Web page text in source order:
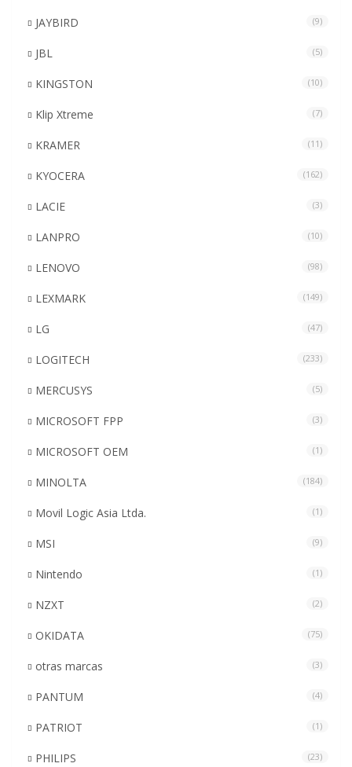
JAYBIRD (9)
JBL (5)
KINGSTON (10)
Klip Xtreme (7)
KRAMER (11)
KYOCERA (162)
LACIE (3)
LANPRO (10)
LENOVO (98)
LEXMARK (149)
LG (47)
LOGITECH (233)
MERCUSYS (5)
MICROSOFT FPP (3)
MICROSOFT OEM (1)
MINOLTA (184)
Movil Logic Asia Ltda. (1)
MSI (9)
Nintendo (1)
NZXT (2)
OKIDATA (75)
otras marcas (3)
PANTUM (4)
PATRIOT (1)
PHILIPS (23)